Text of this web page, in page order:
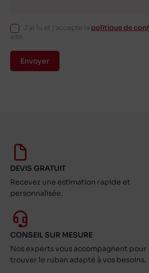
J'ai lu et j'accepte la politique de
site.
Envoyer
DEVIS GRATUIT
Recevez une estimation rapide et
personnalisée.
CONSEIL SUR MESURE
Nos experts vous accompagnent pour
trouver le ruban adapté à vos besoins.